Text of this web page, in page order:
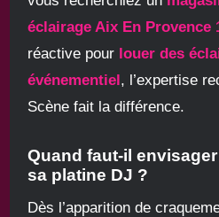
éclairage Aix En Provence
réactive pour louer des
événementiel, l’expertise
Scène fait la différence.
Quand faut-il
sa platine DJ ?
Dès l’apparition de